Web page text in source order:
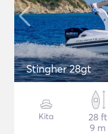
Stingher 28gt
Kita
28 ft
9 m